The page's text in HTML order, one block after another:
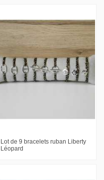
Lot de 9 bracelets ruban Liberty
Léopard